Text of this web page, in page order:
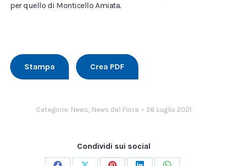
per quello di Monticello Amiata.
Stampa Crea PDF
Categorie: News, News dal Fiora 26 Luglio 2021
Condividi sui social